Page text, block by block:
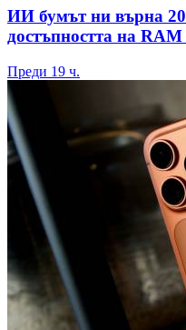
ИИ бумът ни върна 20
достъпността на
Преди 19 ч.